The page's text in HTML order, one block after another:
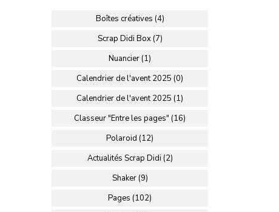
Boîtes créatives (4)
Scrap Didi Box (7)
Nuancier (1)
Calendrier de l'avent 2025 (0)
Calendrier de l'avent 2025 (1)
Classeur "Entre les pages" (16)
Polaroid (12)
Actualités Scrap Didi (2)
Shaker (9)
Pages (102)